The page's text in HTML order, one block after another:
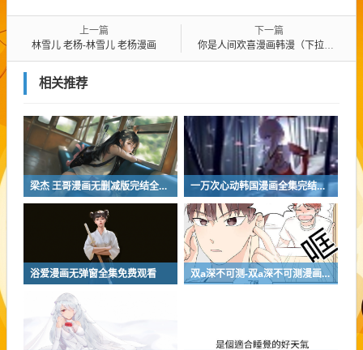
上一篇
林雪儿 老杨-林雪儿 老杨漫画
下一篇
你是人间欢喜漫画韩漫（下拉式）（全文在线阅读）
相关推荐
梁杰 王哥漫画无删减版完结全集免费阅读 一万次心动韩国漫画全集完结无修无删免费在线观看
浴爱漫画无弹窗全集免费观看 双a深不可测-双a深不可测漫画BL汉化全集直接阅读